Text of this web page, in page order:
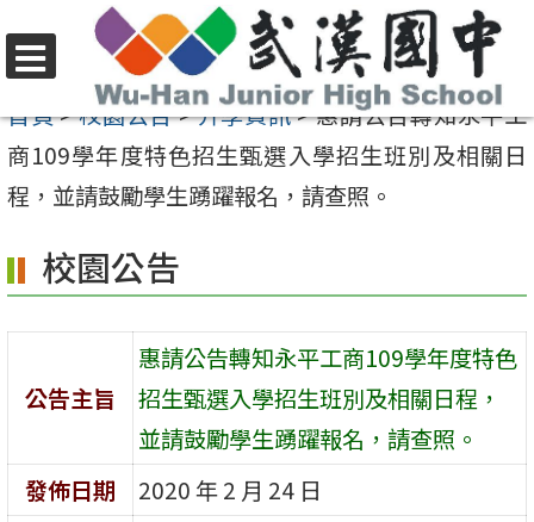
至
要
內
區
選
單
首頁>校園公告>升學資訊>惠請公告轉知永平工
商109學年度特色招生甄選入學招生班別及相關日
程，並請鼓勵學生踴躍報名，請查照。
校園公告
公告主旨
惠請公告轉知永平工商109學年度特色
招生甄選入學招生班別及相關日程，
並請鼓勵學生踴躍報名，請查照。
發佈日期
2020 年 2 月 24 日